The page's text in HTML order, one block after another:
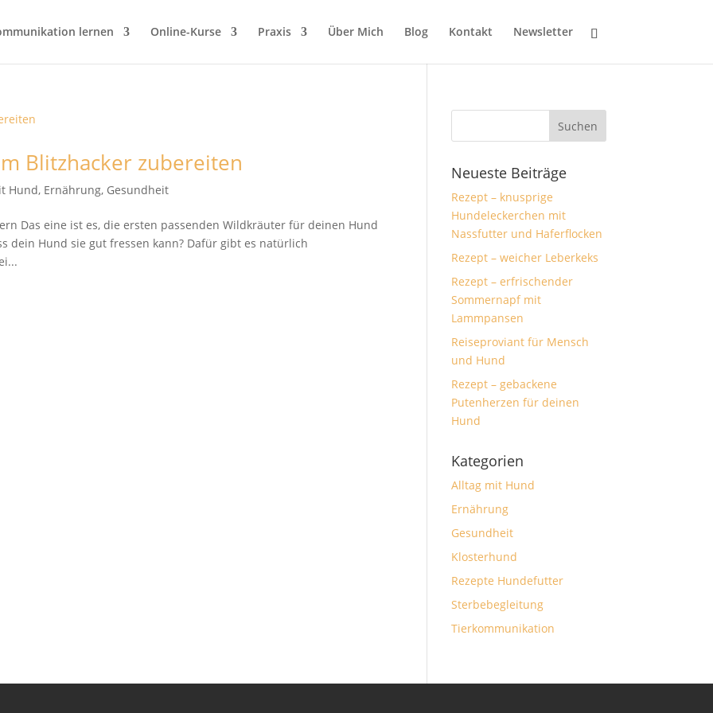
lernen Online-Kurse Praxis Über Mich Blog Kontakt Newsletter
Blitzhacker zubereiten
Hund, Ernährung, Gesundheit
Das eine ist es, die ersten passenden Wildkräuter für deinen Hund
dein Hund sie gut fressen kann? Dafür gibt es natürlich
Neueste Beiträge
Rezept – knusprige
Hundeleckerchen mit
Nassfutter und Haferflocken
Rezept – weicher Leberkeks
Rezept – erfrischender
Sommernapf mit
Lammpansen
Reiseproviant für Mensch
und Hund
Rezept – gebackene
Putenherzen für deinen
Hund
Kategorien
Alltag mit Hund
Ernährung
Gesundheit
Klosterhund
Rezepte Hundefutter
Sterbebegleitung
Tierkommunikation